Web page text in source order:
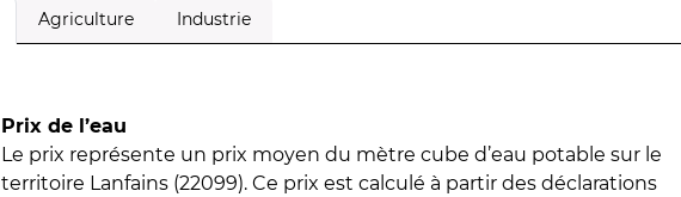
Agriculture Industrie
Prix de l’eau
Le prix représente un prix moyen du mètre cube d’eau potable sur le
territoire Lanfains (22099). Ce prix est calculé à partir des déclarations